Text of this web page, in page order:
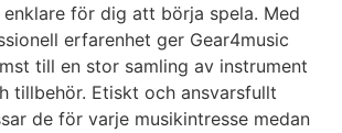
för dig att börja spela. Med
erfarenhet ger Gear4music
till en stor samling av instrument
tillbehör. Etiskt och ansvarsfullt
de för varje musikintresse medan